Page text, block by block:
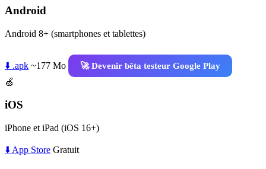
Android
Android 8+ (smartphones et tablettes)
⬇️ .apk ~177 Mo
🚀 Devenir bêta testeur Google Play
🍏
iOS
iPhone et iPad (iOS 16+)
⬇️ App Store Gratuit